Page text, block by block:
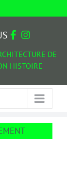
DE
HISTOIRE